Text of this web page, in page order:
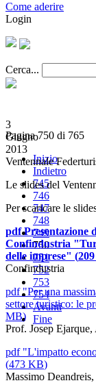
Come aderire
Login
Cerca...
3
Giugno
2013
Ventennale
Le slides del
Per scaricare le
pdfPresentazione
Confindustria
delle imprese" (
Confindustria
pdf"Per una
settore turistico: le
MB)
Prof. Josep
pdf"L'impatto
(473 KB)
Massimo
Pagina 750 di 765
Inizio
Indietro
745
746
747
748
749
750
751
752
753
754
Avanti
Fine